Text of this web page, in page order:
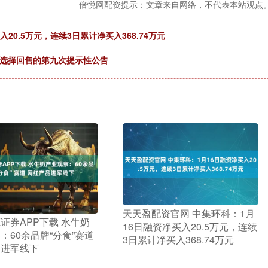
倍悦网配资提示：文章来自网络，不代表本站观点
20.5万元，连续3日累计净买入368.74万元
择回售的第九次提示性公告
券APP下载 水牛奶
60余品牌“分食”赛道
军线下
​天天盈配资官网 中集环科：1月
16日融资净买入20.5万元，连续
3日累计净买入368.74万元